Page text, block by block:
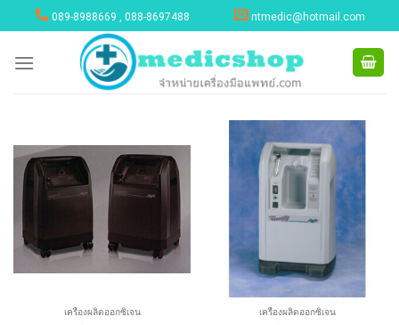
to
content
089-8988669 , 088-8697488 ntmedic@hotmail.com
เครื่องผลิตออกซิเจน เครื่องผลิตออกซิเจน